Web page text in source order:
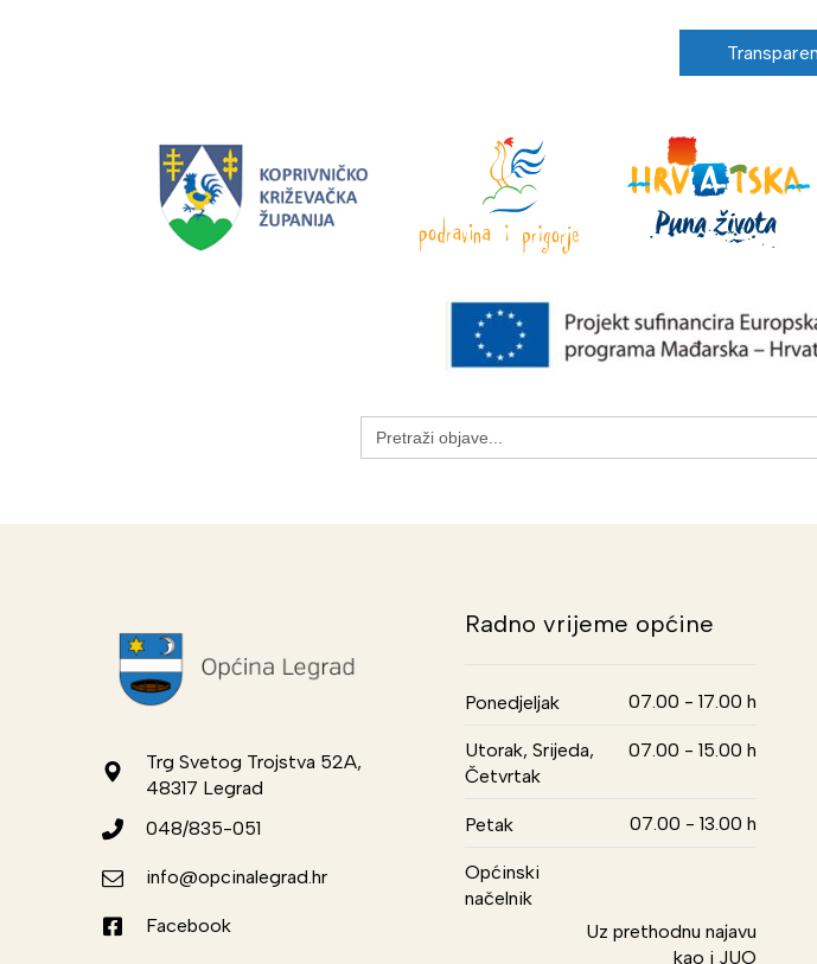
Search
for:
Trg Svetog Trojstva 52A,
48317 Legrad
048/835-051
info@opcinalegrad.hr
Facebook
Radno vrijeme općine
Ponedjeljak 07.00 - 17.00 h
Utorak, Srijeda,
Četvrtak
07.00 - 15.00 h
Petak 07.00 - 13.00 h
Općinski
načelnik
Uz prethodnu najavu
kao i JUO